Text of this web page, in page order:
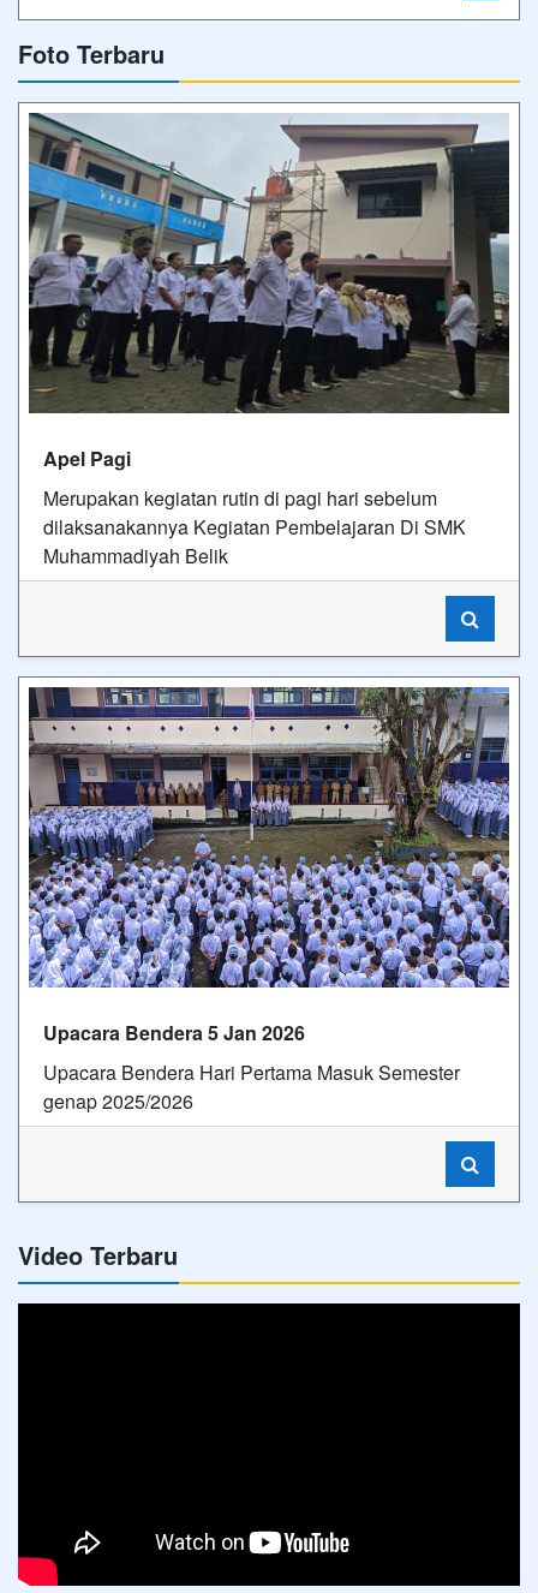
Foto Terbaru
Apel Pagi
Merupakan kegiatan rutin di pagi hari sebelum
dilaksanakannya Kegiatan Pembelajaran Di SMK
Muhammadiyah Belik
Upacara Bendera 5 Jan 2026
Upacara Bendera Hari Pertama Masuk Semester
genap 2025/2026
Video Terbaru